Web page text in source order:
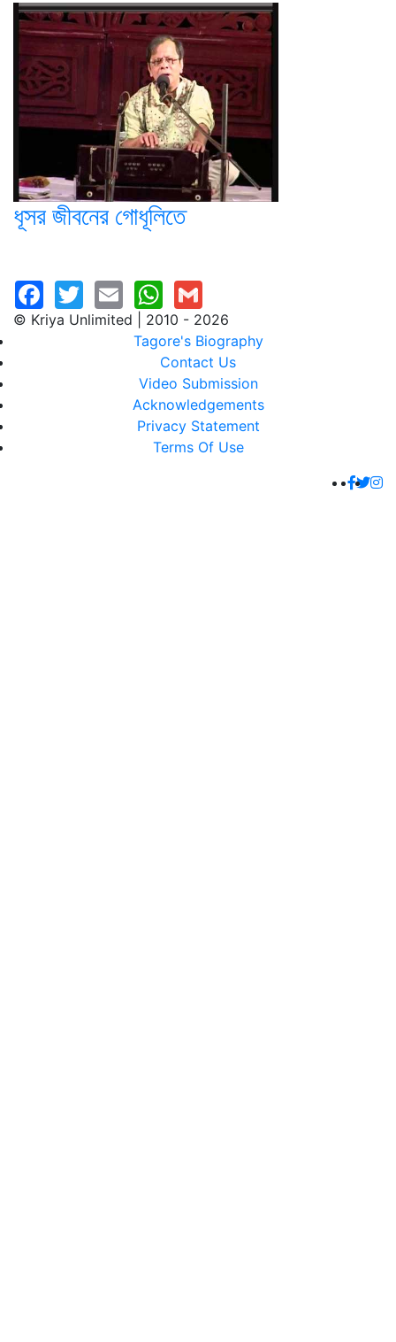
ধূসর জীবনের গোধূলিতে
© Kriya Unlimited | 2010 - 2026
Tagore's Biography
Contact Us
Video Submission
Acknowledgements
Privacy Statement
Terms Of Use